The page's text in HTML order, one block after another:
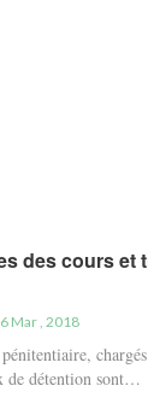
des cours et
Mar , 2018
de détention sont…